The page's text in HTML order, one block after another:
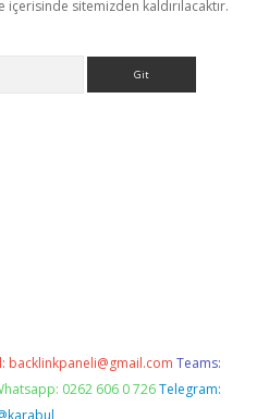
sitemizden kaldırılacaktır.
backlinkpaneli@gmail.com Teams:
0262 606 0 726 Telegram: